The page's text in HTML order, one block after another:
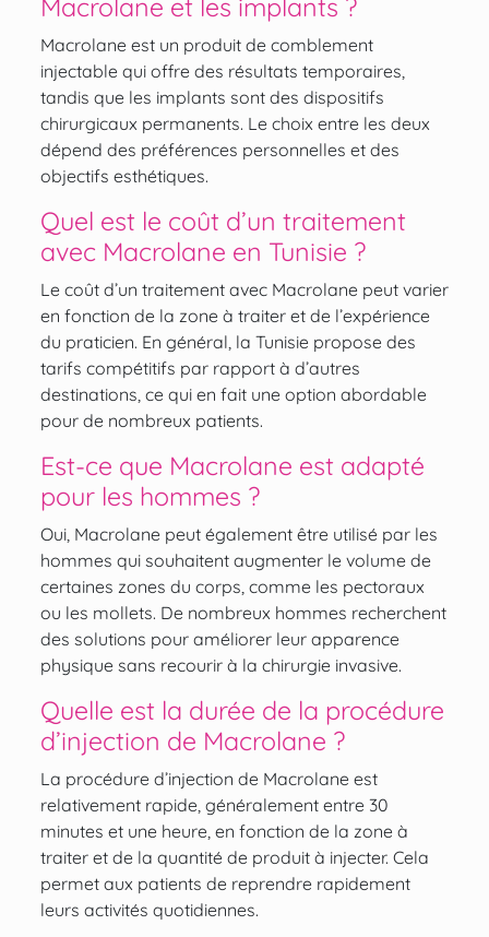
Macrolane et les implants ?
Macrolane est un produit de comblement
injectable qui offre des résultats temporaires,
tandis que les implants sont des dispositifs
chirurgicaux permanents. Le choix entre les deux
dépend des préférences personnelles et des
objectifs esthétiques.
Quel est le coût d’un traitement
avec Macrolane en Tunisie ?
Le coût d’un traitement avec Macrolane peut varier
en fonction de la zone à traiter et de l’expérience
du praticien. En général, la Tunisie propose des
tarifs compétitifs par rapport à d’autres
destinations, ce qui en fait une option abordable
pour de nombreux patients.
Est-ce que Macrolane est adapté
pour les hommes ?
Oui, Macrolane peut également être utilisé par les
hommes qui souhaitent augmenter le volume de
certaines zones du corps, comme les pectoraux
ou les mollets. De nombreux hommes recherchent
des solutions pour améliorer leur apparence
physique sans recourir à la chirurgie invasive.
Quelle est la durée de la procédure
d’injection de Macrolane ?
La procédure d’injection de Macrolane est
relativement rapide, généralement entre 30
minutes et une heure, en fonction de la zone à
traiter et de la quantité de produit à injecter. Cela
permet aux patients de reprendre rapidement
leurs activités quotidiennes.